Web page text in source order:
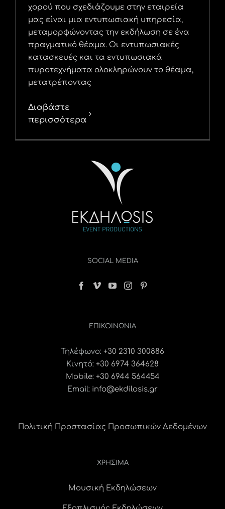
χορού που σχεδιάζουμε στην εταιρεία
μας είναι μια εντυπωσιακή υπηρεσία,
μεταμορφώνοντας την εκδήλωση σε ένα
πραγματικό θέαμα. Οι εντυπωσιακές
κατασκευές και τα εντυπωσιακά
πυροτεχνήματα ολοκληρώνουν το θέαμα,
μετατρέποντας
Διαβάστε
περισσότερα
SOCIAL MEDIA
ΕΠΙΚΟΙΝΩΝΊΑ
Τηλέφωνο: +30 2310 300886
Κινητό: +30 6974 364628
Mobile: +30 6944 564454
Email: info@ekdilosis.gr
Πολιτική Προστασίας Προσωπικών Δεδομένων
ΧΡΗΣΙΜΑ
Μουσική Εκδηλώσεων